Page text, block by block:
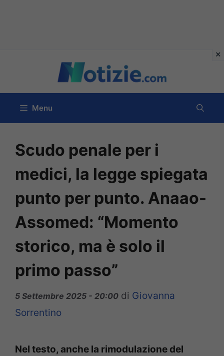
contenuto
Menu
Scudo penale per i
medici, la legge spiegata
punto per punto. Anaao-
Assomed: “Momento
storico, ma è solo il
primo passo”
5 Settembre 2025 - 20:00 di Giovanna
Sorrentino
Nel testo, anche la rimodulazione del